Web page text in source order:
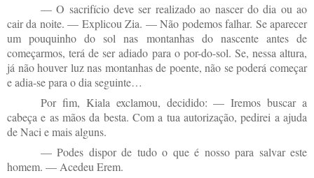
— O sacrifício deve ser realizado ao nascer do dia ou ao
cair da noite. — Explicou Zia. — Não podemos falhar. Se aparecer
um pouquinho do sol nas montanhas do nascente antes de
começarmos, terá de ser adiado para o por-do-sol. Se, nessa altura,
já não houver luz nas montanhas de poente, não se poderá começar
e adia-se para o dia seguinte…
Por fim, Kiala exclamou, decidido: — Iremos buscar a
cabeça e as mãos da besta. Com a tua autorização, pedirei a ajuda
de Naci e mais alguns.
— Podes dispor de tudo o que é nosso para salvar este
homem. — Acedeu Erem.